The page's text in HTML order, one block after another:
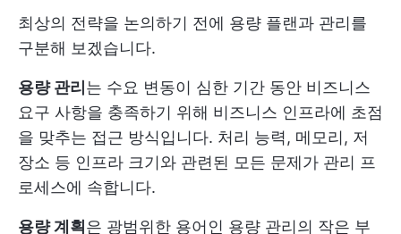
최상의 전략을 논의하기 전에 용량 플랜과 관리를
구분해 보겠습니다.
용량 관리 는 수요 변동이 심한 기간 동안 비즈니스
요구 사항을 충족하기 위해 비즈니스 인프라에 초점
을 맞추는 접근 방식입니다. 처리 능력, 메모리, 저
장소 등 인프라 크기와 관련된 모든 문제가 관리 프
로세스에 속합니다.
용량 계획 은 광범위한 용어인 용량 관리의 작은 부